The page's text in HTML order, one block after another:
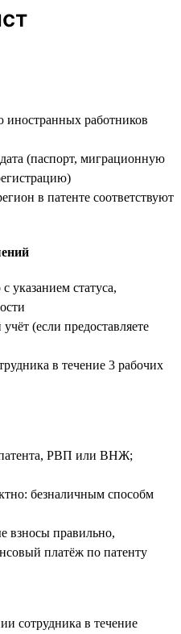
работников
(паспорт, миграционную
в патенте соответствуют
указанием статуса,
(если предоставляете
в течение 3 рабочих
патента, РВП или ВНЖ;
безналичным способм
взносы правильно,
платёж по патенту
сотрудника в течение